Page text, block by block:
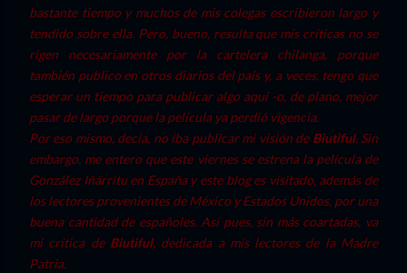
bastante tiempo y muchos de mis colegas escribieron largo y
tendido sobre ella. Pero, bueno, resulta que mis críticas no se
rigen necesariamente por la cartelera chilanga, porque
también publico en otros diarios del país y, a veces, tengo que
esperar un tiempo para publicar algo aquí -o, de plano, mejor
pasar de largo porque la película ya perdió vigencia.
Por eso mismo, decía, no iba publicar mi visión de Biutiful. Sin
embargo, me entero que este viernes se estrena la película de
González Iñárritu en España y este blog es visitado, además de
los lectores provenientes de México y Estados Unidos, por una
buena cantidad de españoles. Así pues, sin más coartadas, va
mi crítica de Biutiful, dedicada a mis lectores de la Madre
Patria.